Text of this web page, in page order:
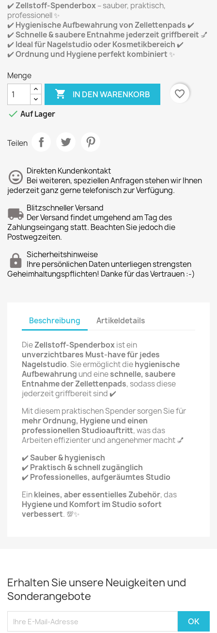
✔️ Zellstoff-Spenderbox– sauber, praktisch,
professionell ✨
✔️ Hygienische Aufbewahrung von Zellettenpads ✔️
✔️Schnelle & saubere Entnahme jederzeit griffbereit 💅
✔️ Ideal für Nagelstudio oder Kosmetikbereich ✔️
✔️Ordnung und Hygiene perfekt kombiniert ✨
Menge
 IN DEN WARENKORB
favorite_border
 Auf Lager
Teilen
Direkten Kundenkontakt
Bei weiteren, speziellen Anfragen stehen wir Ihnen
jederzeit ganz gerne telefonisch zur Verfügung.
Blitzschneller Versand
Der Versand findet umgehend am Tag des
Zahlungseingang statt. Beachten Sie jedoch die
Postwegzeiten.
Sicherheitshinweise
Ihre persönlichen Daten unterliegen strengsten
Geheimhaltungspflichten! Danke für das Vertrauen :-)
Beschreibung Artikeldetails
DieZellstoff-Spenderboxist ein
unverzichtbares Must-have für jedes
Nagelstudio. Sie ermöglicht diehygienische
Aufbewahrung und eineschnelle, saubere
Entnahme der Zellettenpads, sodass diese
jederzeit griffbereit sind ✔️
Mit diesem praktischen Spender sorgen Sie für
mehr Ordnung, Hygiene und einen
professionellen Studioauftritt, was das
Arbeiten effizienter und angenehmer macht 💅
✔️Sauber & hygienisch
✔️ Praktisch & schnell zugänglich
✔️ Professionelles, aufgeräumtes Studio
Einkleines, aber essentielles Zubehör, das
Hygiene und Komfort im Studio sofort
verbessert. 💯✨
Erhalten Sie unsere Neuigkeiten und
Sonderangebote